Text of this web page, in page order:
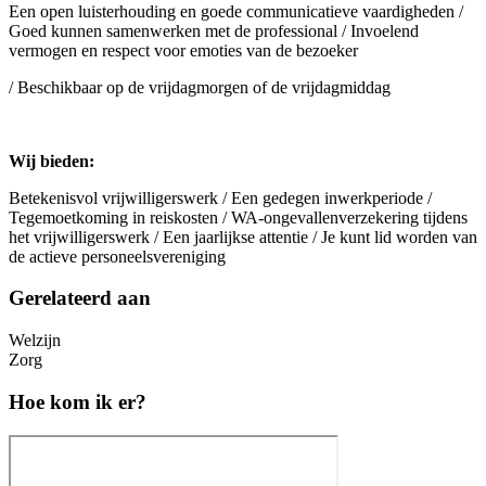
Een open luisterhouding en goede communicatieve vaardigheden /
Goed kunnen samenwerken met de professional / Invoelend
vermogen en respect voor emoties van de bezoeker
/ Beschikbaar op de vrijdagmorgen of de vrijdagmiddag
Wij bieden:
Betekenisvol vrijwilligerswerk / Een gedegen inwerkperiode /
Tegemoetkoming in reiskosten / WA-ongevallenverzekering tijdens
het vrijwilligerswerk / Een jaarlijkse attentie / Je kunt lid worden van
de actieve personeelsvereniging
Gerelateerd aan
Welzijn
Zorg
Hoe kom ik er?